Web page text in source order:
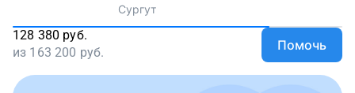
Сургут
128 380 руб.
из 163 200 руб. Помочь